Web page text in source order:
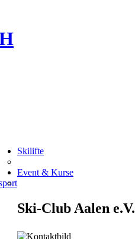
Skilifte
Event & Kurse
Ski-Club Aalen e.V.